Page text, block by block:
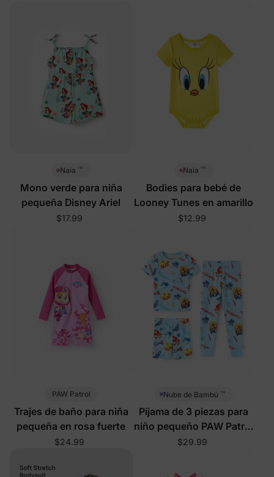
Naia ™
Mono verde para niña
pequeña Disney Ariel
$17.99
Naia ™
Bodies para bebé de
Looney Tunes en amarillo
$12.99
PAW Patrol
Trajes de baño para niña
pequeña en rosa fuerte
$24.99
Nube de Bambú ™
Pijama de 3 piezas para
niño pequeño PAW Patrol
Toddler azul
$29.99